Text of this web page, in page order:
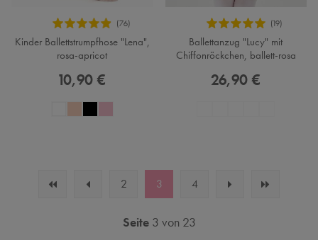
Kinder Ballettstrumpfhose "Lena",
rosa-apricot
10,90 €
Ballettanzug "Lucy" mit
Chiffonröckchen, ballett-rosa
26,90 €
2 3 4
Seite3 von 23